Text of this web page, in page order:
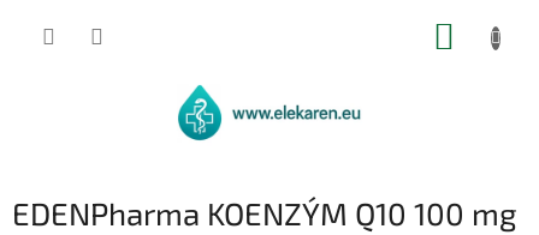
EDENPharma KOENZÝM Q10 100 mg